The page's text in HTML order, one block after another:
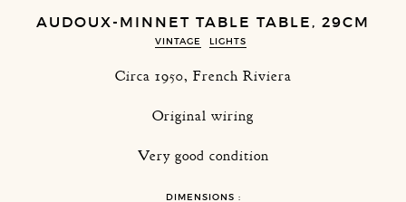
AUDOUX-MINNET TABLE TABLE, 29CM
VINTAGE LIGHTS
Circa 1950, French Riviera
Original wiring
Very good condition
DIMENSIONS :